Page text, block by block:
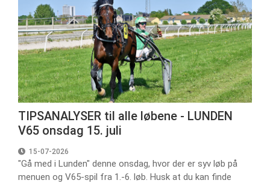
TIPSANALYSER til alle løbene - LUNDEN
V65 onsdag 15. juli
15-07-2026
"Gå med i Lunden" denne onsdag, hvor der er syv løb på
menuen og V65-spil fra 1.-6. løb. Husk at du kan finde